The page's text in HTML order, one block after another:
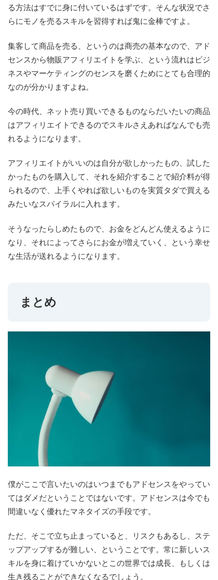
る方法はすでに身に付いているはずです。そんな状況でさ
らにモノを売るスキルを習得すれば鬼に金棒ですよ。
集客して商品を売る、というのは商売の基本なので、アド
センスから物販アフィリエイトを学ぶ、という流れはビジ
ネスやマーケティングのセンスを磨くためにとても合理的
なのが分かりますよね。
今の時代、ネット売り買いできるものならだいたいの商品
はアフィリエイトできるのでスキルさえあればなんでも売
れるようになります。
アフィリエイトがいいのは自分が欲しかったもの、試した
かったものを購入して、それを紹介することで紹介料が得
られるので、上手くやれば欲しいものを実質タダで買える
みたいなスパイラルに入れます。
そうなったらしめたもので、お金をどんどん使えるように
なり、それによってさらにお金が増えていく、という幸せ
な生活が送れるようになります。
まとめ
僕がここで言いたいのはいつまでもアドセンスをやってい
てはダメだということではないです。アドセンスは今でも
間違いなく優れたマネタイズの手段です。
ただ、そこで立ち止まっていると、リスクもあるし、ステ
ップアップするが難しい、ということです。常に新しいス
キルを身に着けていかないとこの世界では成長、もしくは
生き残ることができなくなるでしょう。